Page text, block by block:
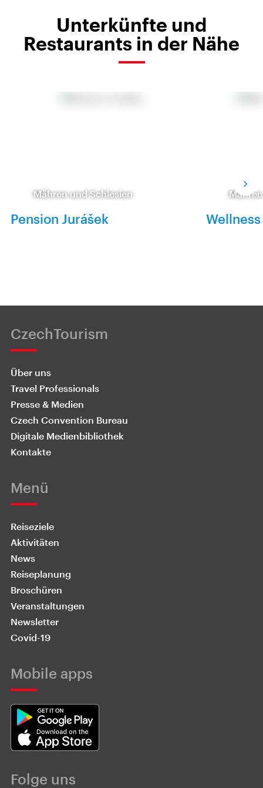
Unterkünfte und
Restaurants in der Nähe
Mähren und Schlesien
Pension Jurášek
CzechTourism
Über uns
Travel Professionals
Presse & Medien
Czech Convention Bureau
Digitale Medienbibliothek
Kontakte
Menü
Reiseziele
Aktivitäten
News
Reiseplanung
Broschüren
Veranstaltungen
Newsletter
Covid-19
Mobile apps
Folge uns